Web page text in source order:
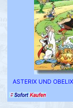
ASTERIX UND